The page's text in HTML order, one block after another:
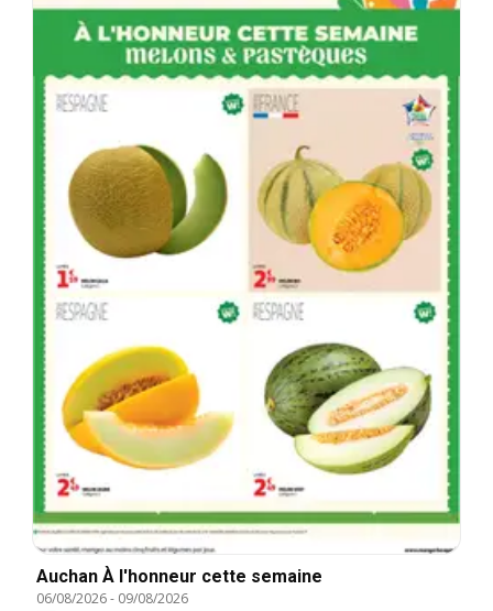
Auchan À l'honneur cette semaine
06/08/2026- 09/08/2026